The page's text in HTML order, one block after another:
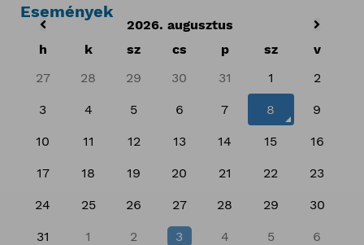
Események
2026. augusztus
h
k sz cs p sz
v
27
28 29 30 31 1 2
3 4 5 6 7 8 9
10 11 12 13 14 15 16
17 18 19 20 21 22 23
24 25 26 27 28 29 30
31 1 2 3 4 5 6